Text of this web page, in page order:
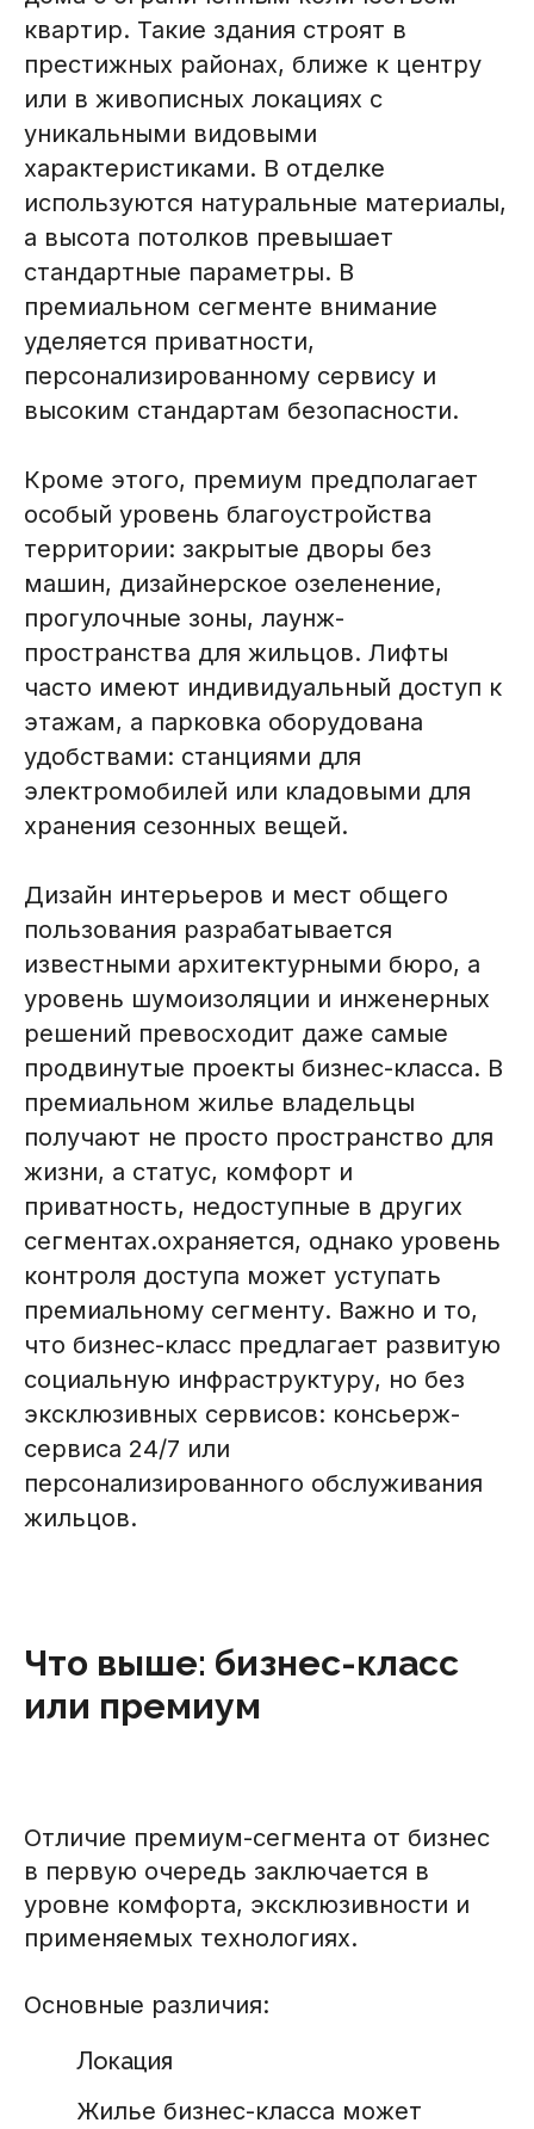
квартир. Такие здания строят в
престижных районах, ближе к центру
или в живописных локациях с
уникальными видовыми
характеристиками. В отделке
используются натуральные материалы,
а высота потолков превышает
стандартные параметры. В
премиальном сегменте внимание
уделяется приватности,
персонализированному сервису и
высоким стандартам безопасности.
Кроме этого, премиум предполагает
особый уровень благоустройства
территории: закрытые дворы без
машин, дизайнерское озеленение,
прогулочные зоны, лаунж-
пространства для жильцов. Лифты
часто имеют индивидуальный доступ к
этажам, а парковка оборудована
удобствами: станциями для
электромобилей или кладовыми для
хранения сезонных вещей.
Дизайн интерьеров и мест общего
пользования разрабатывается
известными архитектурными бюро, а
уровень шумоизоляции и инженерных
решений превосходит даже самые
продвинутые проекты бизнес-класса. В
премиальном жилье владельцы
получают не просто пространство для
жизни, а статус, комфорт и
приватность, недоступные в других
сегментах.охраняется, однако уровень
контроля доступа может уступать
премиальному сегменту. Важно и то,
что бизнес-класс предлагает развитую
социальную инфраструктуру, но без
эксклюзивных сервисов: консьерж-
сервиса 24/7 или
персонализированного обслуживания
жильцов.
Что выше: бизнес-класс
или премиум
Отличие премиум-сегмента от бизнес
в первую очередь заключается в
уровне комфорта, эксклюзивности и
применяемых технологиях.
Основные различия:
Локация
Жилье бизнес-класса может